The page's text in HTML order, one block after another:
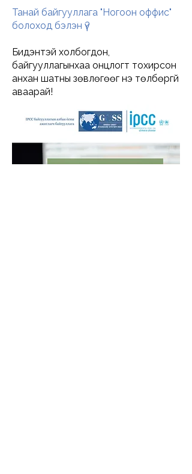
Танай байгууллага "Ногоон оффис"
болоход бэлэн үү?
Бидэнтэй холбогдон,
байгууллагынхаа онцлогт тохирсон
анхан шатны зөвлөгөөг үнэ төлбөргүй
аваарай!